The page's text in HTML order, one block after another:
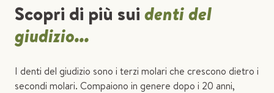
Scopri di più suidenti del
giudizio...
I denti del giudizio sono i terzi molari che crescono dietro i
secondi molari. Compaiono in genere dopo i 20 anni,